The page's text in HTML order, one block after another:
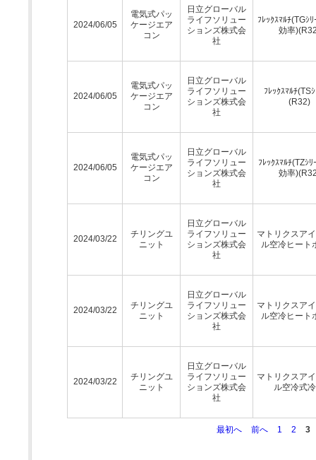
2024/06/05
電気式パッ
ケージエア
コン
日立グローバル
ライフソリュー
ションズ株式会
社
ﾌﾚｯｸｽﾏﾙﾁ(TGｼ
効率
2024/06/05
電気式パッ
ケージエア
コン
日立グローバル
ライフソリュー
ションズ株式会
社
ﾌﾚｯｸｽﾏﾙﾁ(TS
(R32)
2024/06/05
電気式パッ
ケージエア
コン
日立グローバル
ライフソリュー
ションズ株式会
社
ﾌﾚｯｸｽﾏﾙﾁ(TZｼ
効率
2024/03/22
チリングユ
ニット
日立グローバル
ライフソリュー
ションズ株式会
社
マトリクスア
ル空冷ヒート
2024/03/22
チリングユ
ニット
日立グローバル
ライフソリュー
ションズ株式会
社
マトリクスア
ル空冷ヒート
2024/03/22
チリングユ
ニット
日立グローバル
ライフソリュー
ションズ株式会
社
マトリクスア
ル空冷式
最初へ 前へ 1 2 3